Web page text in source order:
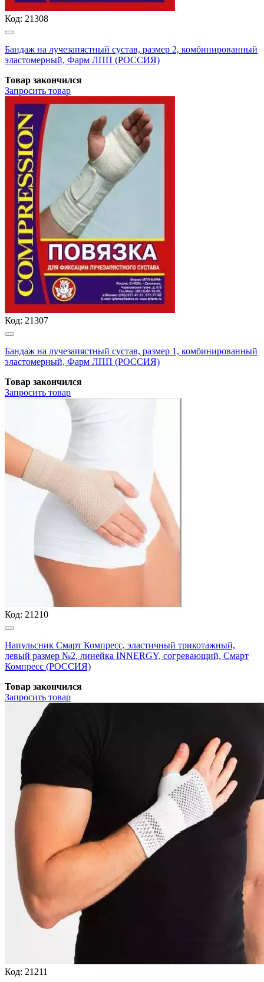
Код: 21308
Бандаж на лучезапястный сустав, размер 2, комбинированный
эластомерный, Фарм ЛПП (РОССИЯ)
Товар закончился
Запросить товар
Код: 21307
Бандаж на лучезапястный сустав, размер 1, комбинированный
эластомерный, Фарм ЛПП (РОССИЯ)
Товар закончился
Запросить товар
Код: 21210
Напульсник Смарт Компресс, эластичный трикотажный,
левый размер №2, линейка INNERGY, согревающий, Смарт
Компресс (РОССИЯ)
Товар закончился
Запросить товар
Код: 21211